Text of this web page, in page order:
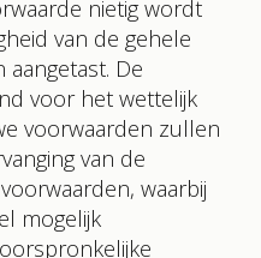
nietig wordt
van de gehele
De
voor het wettelijk
voorwaarden zullen
van de
waarbij
mogelijk